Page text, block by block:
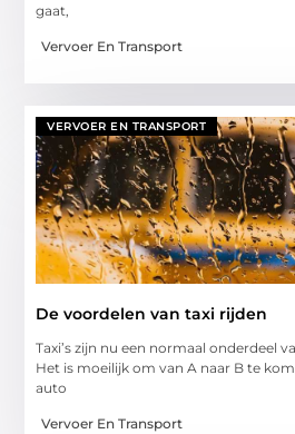
gaat,
Vervoer En Transport
VERVOER EN TRANSPORT
De voordelen van taxi rijden
Taxi’s zijn nu een normaal onderdeel
Het is moeilijk om van A naar B te
auto
Vervoer En Transport